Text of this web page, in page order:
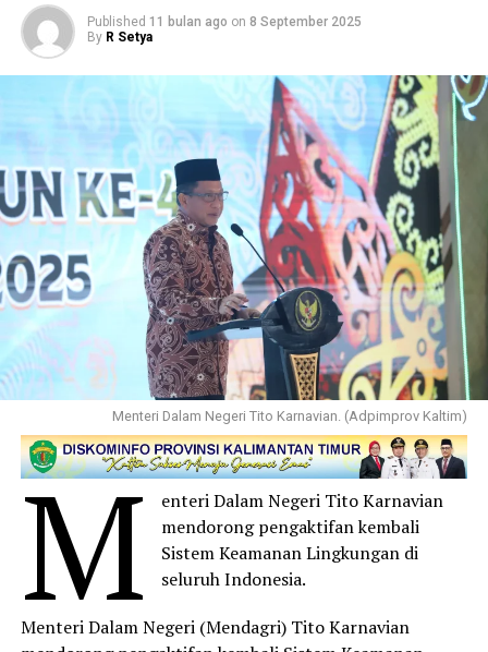
Published 11 bulan ago on 8 September 2025
By R Setya
Menteri Dalam Negeri Tito Karnavian. (Adpimprov Kaltim)
M
enteri Dalam Negeri Tito Karnavian
mendorong pengaktifan kembali
Sistem Keamanan Lingkungan di
seluruh Indonesia.
Menteri Dalam Negeri (Mendagri) Tito Karnavian